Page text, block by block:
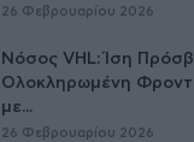
26 Φεβρουαρίου 2026
Νόσος VHL: Ίση
Ολοκληρωμένη
με...
26 Φεβρουαρίου 2026